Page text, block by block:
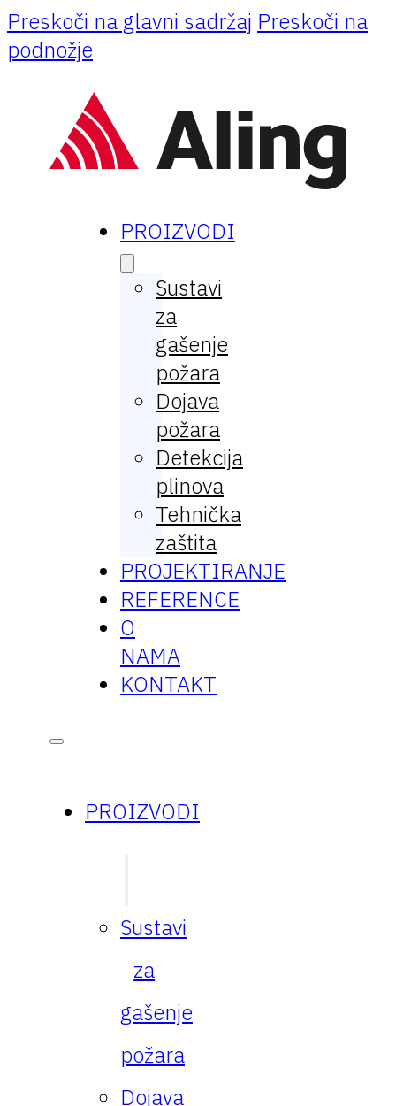
Preskoči na glavni sadržaj Preskoči na
podnožje
PROIZVODI
Sustavi
za
gašenje
požara
Dojava
požara
Detekcija
plinova
Tehnička
zaštita
PROJEKTIRANJE
REFERENCE
O
NAMA
KONTAKT
PROIZVODI
Sustavi
za
gašenje
požara
Dojava